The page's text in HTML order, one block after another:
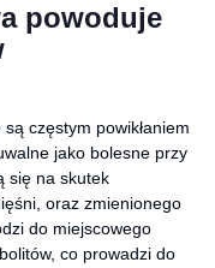
powoduje
częstym powikłaniem
jako bolesne przy
się na skutek
oraz zmienionego
do miejscowego
co prowadzi do